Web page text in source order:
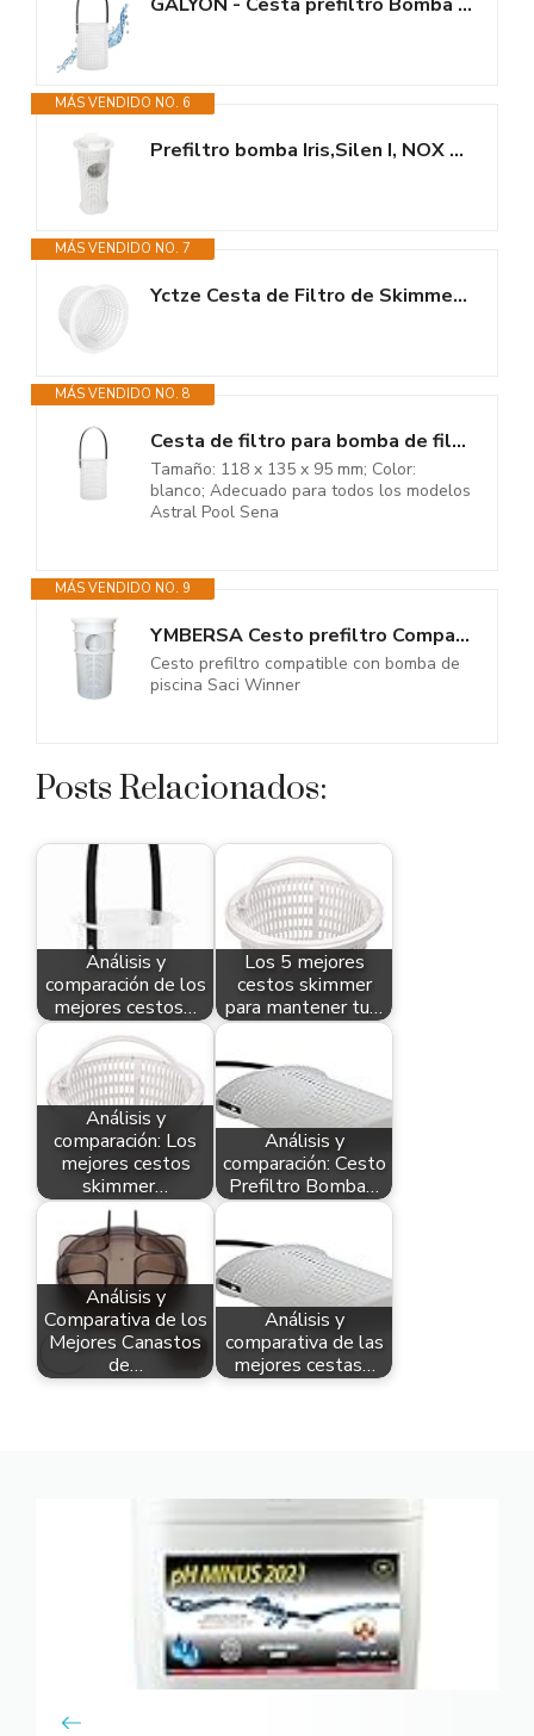
GALYON - Cesta prefiltro Bomba Piscina - Cesta de Skimmer de Piscina - 11,8...
MÁS VENDIDO NO. 6
Prefiltro bomba Iris,Silen I, NOX Espa
MÁS VENDIDO NO. 7
Yctze Cesta de Filtro de Skimmer, 18 cm Cesta de Skimmer de plástico para...
MÁS VENDIDO NO. 8
Cesta de filtro para bomba de filtro Astral Sena
Tamaño: 118 x 135 x 95 mm; Color:
blanco; Adecuado para todos los modelos
Astral Pool Sena
MÁS VENDIDO NO. 9
YMBERSA Cesto prefiltro Compatible con Bomba de Piscina Saci Winner
Cesto prefiltro compatible con bomba de
piscina Saci Winner
Posts Relacionados:
Análisis y
comparación de los
mejores cestos…
Los 5 mejores
cestos skimmer
para mantener tu…
Análisis y
comparación: Los
mejores cestos
skimmer…
Análisis y
comparación: Cesto
Prefiltro Bomba…
Análisis y
Comparativa de los
Mejores Canastos
de…
Análisis y
comparativa de las
mejores cestas…